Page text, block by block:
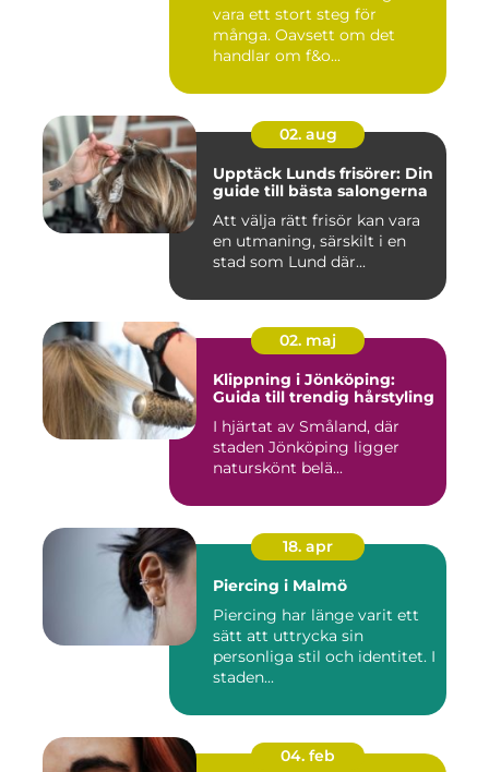
vara ett stort steg för
många. Oavsett om det
handlar om f&o...
02. aug
Upptäck Lunds frisörer: Din
guide till bästa salongerna
Att välja rätt frisör kan vara
en utmaning, särskilt i en
stad som Lund där...
02. maj
Klippning i Jönköping:
Guida till trendig hårstyling
I hjärtat av Småland, där
staden Jönköping ligger
naturskönt belä...
18. apr
Piercing i Malmö
Piercing har länge varit ett
sätt att uttrycka sin
personliga stil och identitet. I
staden...
04. feb